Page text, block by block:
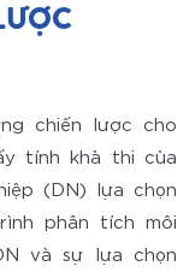
chiến lược cho
tính khả thi của
(DN) lựa chọn
phân tích môi
và sự lựa chọn